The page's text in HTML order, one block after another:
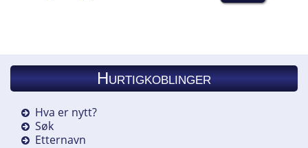
Hurtigkoblinger
Hva er nytt?
Søk
Etternavn